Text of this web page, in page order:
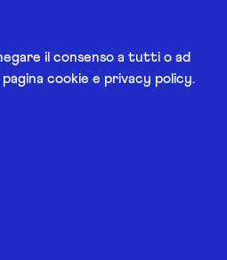
il consenso a tutti o ad
cookie e privacy policy.